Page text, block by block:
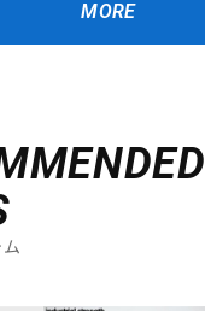
MORE